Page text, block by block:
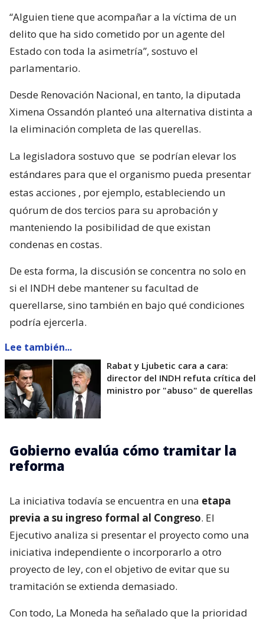
“Alguien tiene que acompañar a la víctima de un
delito que ha sido cometido por un agente del
Estado con toda la asimetría”, sostuvo el
parlamentario.
Desde Renovación Nacional, en tanto, la diputada
Ximena Ossandón planteó una alternativa distinta a
la eliminación completa de las querellas.
La legisladora sostuvo que se podrían elevar los
estándares para que el organismo pueda presentar
estas acciones , por ejemplo, estableciendo un
quórum de dos tercios para su aprobación y
manteniendo la posibilidad de que existan
condenas en costas.
De esta forma, la discusión se concentra no solo en
si el INDH debe mantener su facultad de
querellarse, sino también en bajo qué condiciones
podría ejercerla.
Lee también...
Rabat y Ljubetic cara a cara:
director del INDH refuta crítica del
ministro por "abuso" de querellas
Gobierno evalúa cómo tramitar la
reforma
La iniciativa todavía se encuentra en una etapa
previa a su ingreso formal al Congreso. El
Ejecutivo analiza si presentar el proyecto como una
iniciativa independiente o incorporarlo a otro
proyecto de ley, con el objetivo de evitar que su
tramitación se extienda demasiado.
Con todo, La Moneda ha señalado que la prioridad